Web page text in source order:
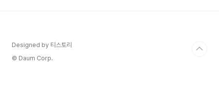
Designed by 티스토리
© Daum Corp.